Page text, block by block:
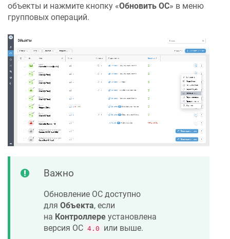
объекты и нажмите кнопку «‎Обновить ОС» в меню
групповых операций.
Важно
Обновление ОС доступно
для Объекта, если
на Контроллере установлена
версия ОС 4.0 или выше.